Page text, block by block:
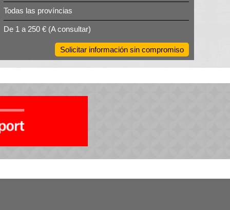
Todas las províncias
De 1 a 250 € (A consultar)
Solicitar información sin compromiso